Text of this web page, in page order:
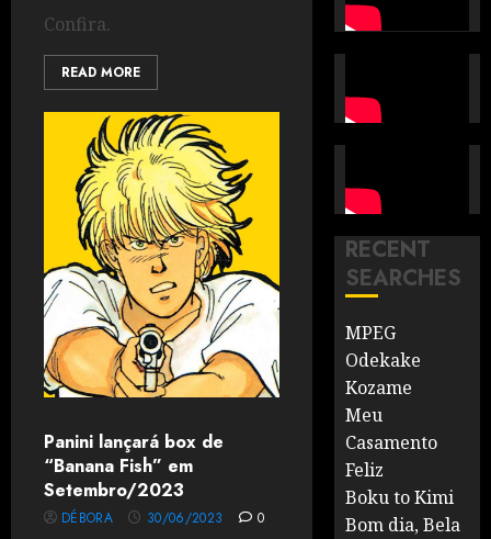
Confira.
READ MORE
Panini lançará box de
“Banana Fish” em
Setembro/2023
DÉBORA 30/06/2023 0
RECENT
SEARCHES
MPEG
Odekake
Kozame
Meu
Casamento
Feliz
Boku to Kimi
Bom dia, Bela